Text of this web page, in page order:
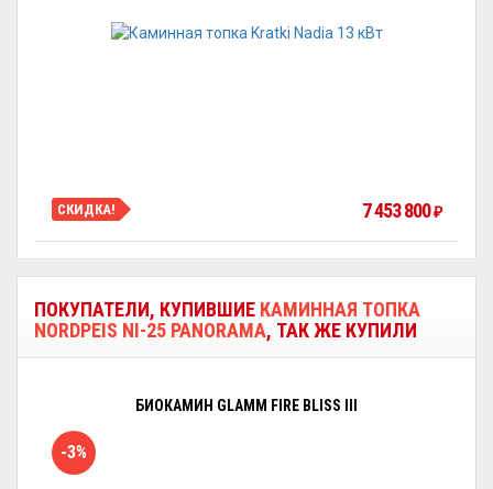
СКИДКА! 7 453 800₽
ПОКУПАТЕЛИ, КУПИВШИЕ КАМИННАЯ ТОПКА
NORDPEIS NI-25 PANORAMA, ТАК ЖЕ КУПИЛИ
БИОКАМИН GLAMM FIRE BLISS III
-3%